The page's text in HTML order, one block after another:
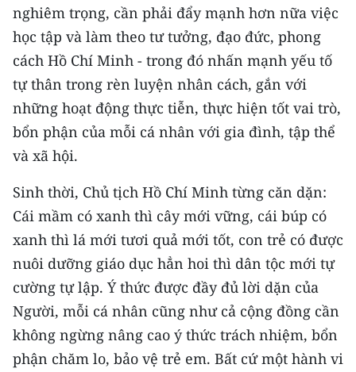
nghiêm trọng, cần phải đẩy mạnh hơn nữa việc
học tập và làm theo tư tưởng, đạo đức, phong
cách Hồ Chí Minh - trong đó nhấn mạnh yếu tố
tự thân trong rèn luyện nhân cách, gắn với
những hoạt động thực tiễn, thực hiện tốt vai trò,
bổn phận của mỗi cá nhân với gia đình, tập thể
và xã hội.
Sinh thời, Chủ tịch Hồ Chí Minh từng căn dặn:
Cái mầm có xanh thì cây mới vững, cái búp có
xanh thì lá mới tươi quả mới tốt, con trẻ có được
nuôi dưỡng giáo dục hẳn hoi thì dân tộc mới tự
cường tự lập. Ý thức được đầy đủ lời dặn của
Người, mỗi cá nhân cũng như cả cộng đồng cần
không ngừng nâng cao ý thức trách nhiệm, bổn
phận chăm lo, bảo vệ trẻ em. Bất cứ một hành vi